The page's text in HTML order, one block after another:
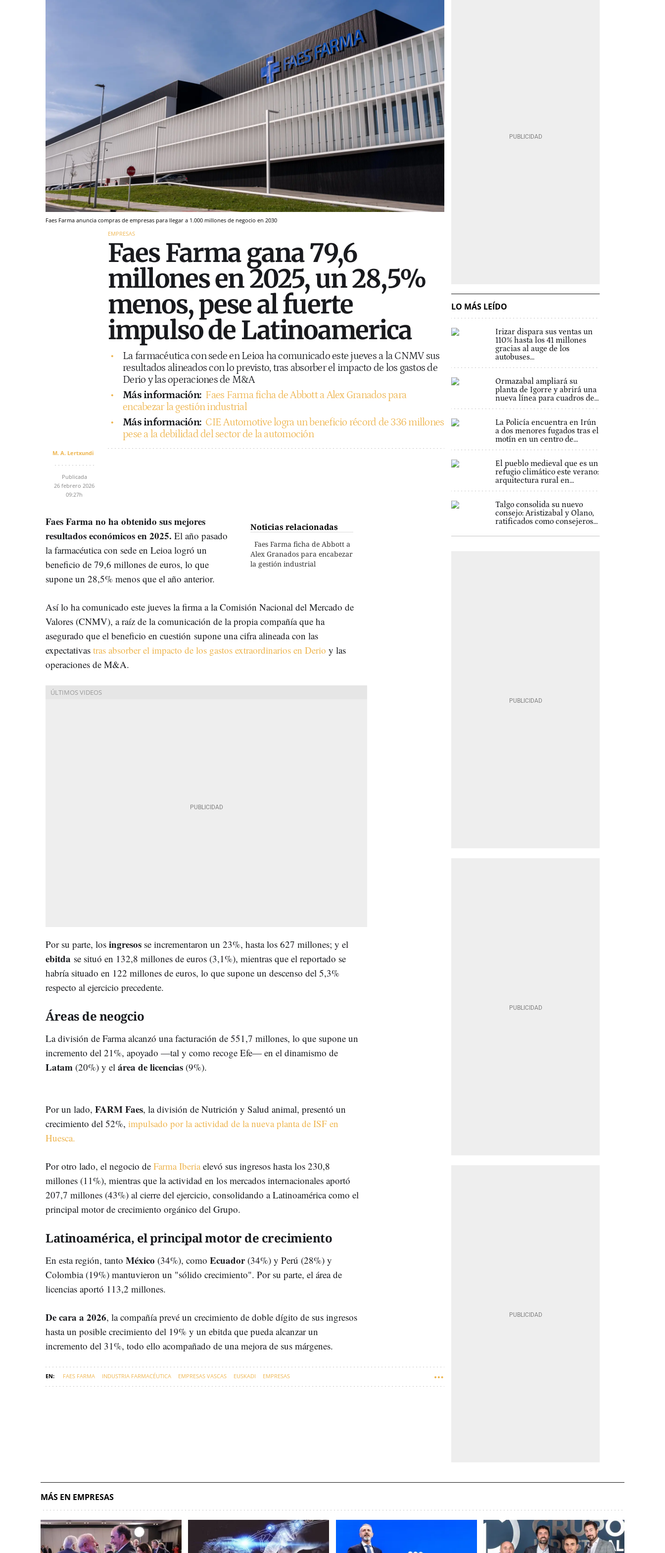
Faes Farma anuncia compras de empresas para llegar a 1.000 millones de negocio en 2030
EMPRESAS
Faes Farma gana 79,6
millones en 2025, un 28,5%
menos, pese al fuerte
impulso de Latinoamerica
La farmacéutica con sede en Leioa ha comunicado este jueves a la CNMV sus
resultados alineados con lo previsto, tras absorber el impacto de los gastos de
Derio y las operaciones de M&A
Más información: Faes Farma ficha de Abbott a Alex Granados para
encabezar la gestión industrial
Más información: CIE Automotive logra un beneficio récord de 336 millones
pese a la debilidad del sector de la automoción
M. A. Lertxundi
Publicada
26 febrero 2026
09:27h
Noticias relacionadas
Faes Farma ficha de Abbott a
Alex Granados para encabezar
la gestión industrial
Faes Farma no ha obtenido sus mejores
resultados económicos en 2025. El año pasado
la farmacéutica con sede en Leioa logró un
beneficio de 79,6 millones de euros, lo que
supone un 28,5% menos que el año anterior.
Así lo ha comunicado este jueves la firma a la Comisión Nacional del Mercado de
Valores (CNMV), a raíz de la comunicación de la propia compañía que ha
asegurado que el beneficio en cuestión supone una cifra alineada con las
expectativas tras absorber el impacto de los gastos extraordinarios en Derio y las
operaciones de M&A.
Por su parte, los ingresos se incrementaron un 23%, hasta los 627 millones; y el
ebitda se situó en 132,8 millones de euros (3,1%), mientras que el reportado se
habría situado en 122 millones de euros, lo que supone un descenso del 5,3%
respecto al ejercicio precedente.
Áreas de neogcio
La división de Farma alcanzó una facturación de 551,7 millones, lo que supone un
incremento del 21%, apoyado —tal y como recoge Efe— en el dinamismo de
Latam (20%) y el área de licencias (9%).
Por un lado, FARM Faes, la división de Nutrición y Salud animal, presentó un
crecimiento del 52%, impulsado por la actividad de la nueva planta de ISF en
Huesca.
Por otro lado, el negocio de Farma Iberiaelevó sus ingresos hasta los 230,8
millones (11%), mientras que la actividad en los mercados internacionales aportó
207,7 millones (43%) al cierre del ejercicio, consolidando a Latinoamérica como el
principal motor de crecimiento orgánico del Grupo.
Latinoamérica, el principal motor de crecimiento
En esta región, tanto México (34%), como Ecuador(34%) y Perú (28%) y
Colombia (19%) mantuvieron un "sólido crecimiento". Por su parte, el área de
licencias aportó 113,2 millones.
De cara a 2026, la compañía prevé un crecimiento de doble dígito de sus ingresos
hasta un posible crecimiento del 19% y un ebitda que pueda alcanzar un
incremento del 31%, todo ello acompañado de una mejora de sus márgenes.
FAES FARMA INDUSTRIA FARMACÉUTICA EMPRESAS VASCAS EUSKADI EMPRESAS
LO MÁS LEÍDO
Irizar dispara sus ventas un
110% hasta los 41 millones
gracias al auge de los
autobuses...
Ormazabal ampliará su
planta de Igorre y abrirá una
nueva línea para cuadros de...
La Policía encuentra en Irún
a dos menores fugados tras el
motín en un centro de...
El pueblo medieval que es un
refugio climático este verano:
arquitectura rural en...
Talgo consolida su nuevo
consejo: Aristizabal y Olano,
ratificados como consejeros...
MÁS EN EMPRESAS